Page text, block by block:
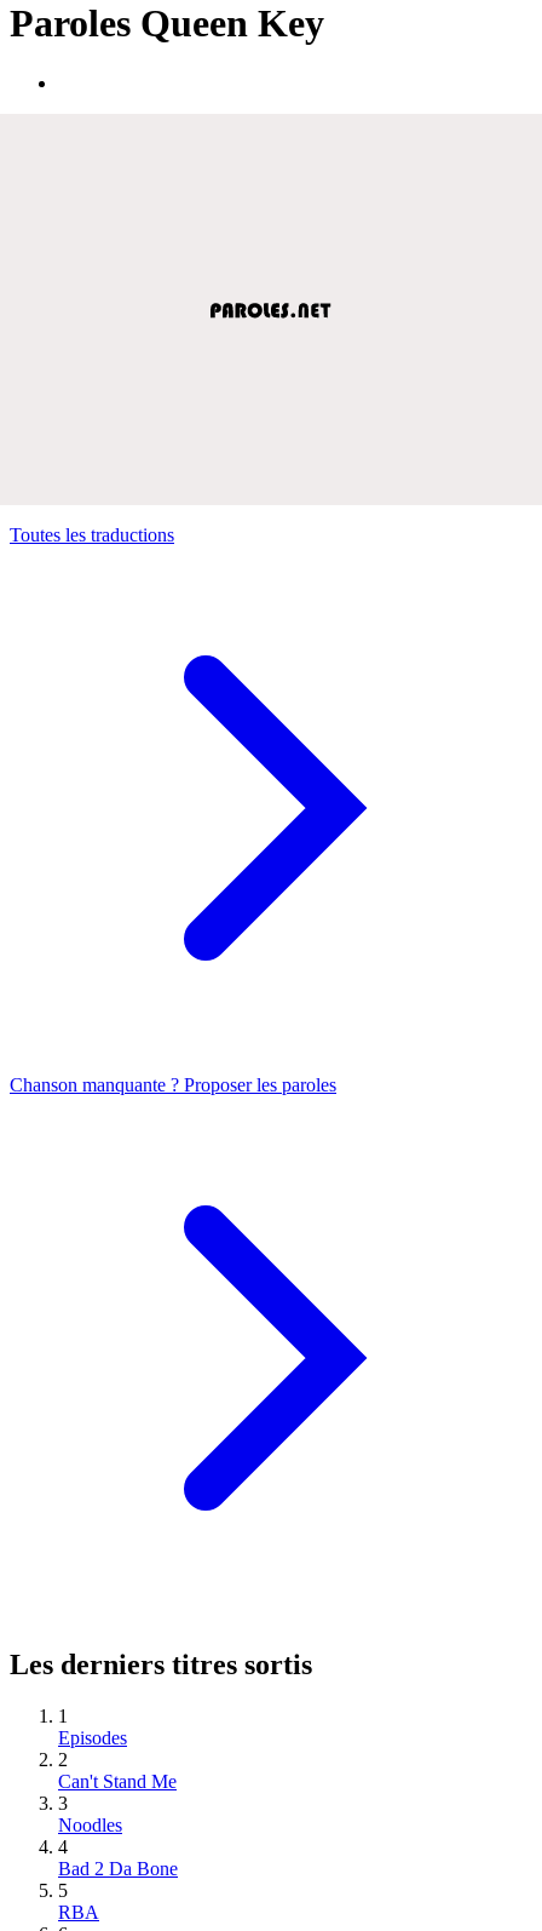
Paroles Queen Key
Toutes les traductions
Chanson manquante ? Proposer les paroles
Les derniers titres sortis
1
Episodes
2
Can't Stand Me
3
Noodles
4
Bad 2 Da Bone
5
RBA